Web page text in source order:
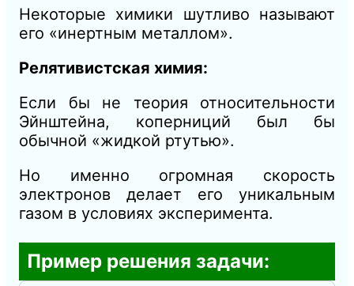
Некоторые химики шутливо называют
его «инертным металлом».
Релятивистская химия:
Если бы не теория относительности
Эйнштейна, коперниций был бы
обычной «жидкой ртутью».
Но именно огромная скорость
электронов делает его уникальным
газом в условиях эксперимента.
Пример решения задачи: